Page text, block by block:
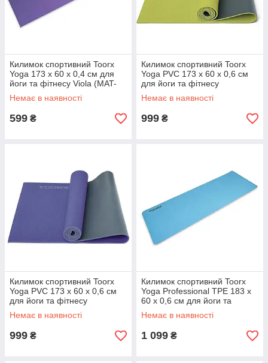
Килимок спортивний Toorx
Yoga 173 х 60 х 0,4 см для
йоги та фітнесу Viola (MAT-
174)
Немає в наявності
599 ₴
Килимок спортивний Toorx
Yoga PVC 173 х 60 х 0,6 см
для йоги та фітнесу
Verde/Antracite (MAT-176)
Немає в наявності
999 ₴
Килимок спортивний Toorx
Yoga PVC 173 х 60 х 0,6 см
для йоги та фітнесу
Viola/Antracite (MAT-177)
Немає в наявності
999 ₴
Килимок спортивний Toorx
Yoga Professional TPE 183 х
60 х 0,6 см для йоги та
фітнесу Azzurro/Antracite
Немає в наявності
1 099 ₴